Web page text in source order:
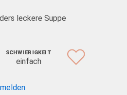
leckere Suppe
SCHWIERIGKEIT
einfach